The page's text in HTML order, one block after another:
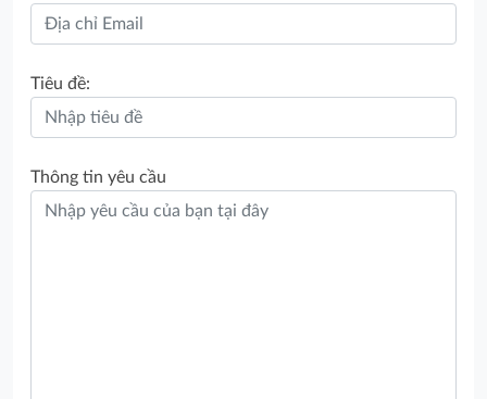
Tiêu đề:
Thông tin yêu cầu